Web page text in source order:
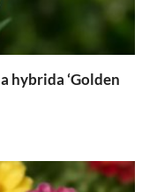
hybrida ‘Golden